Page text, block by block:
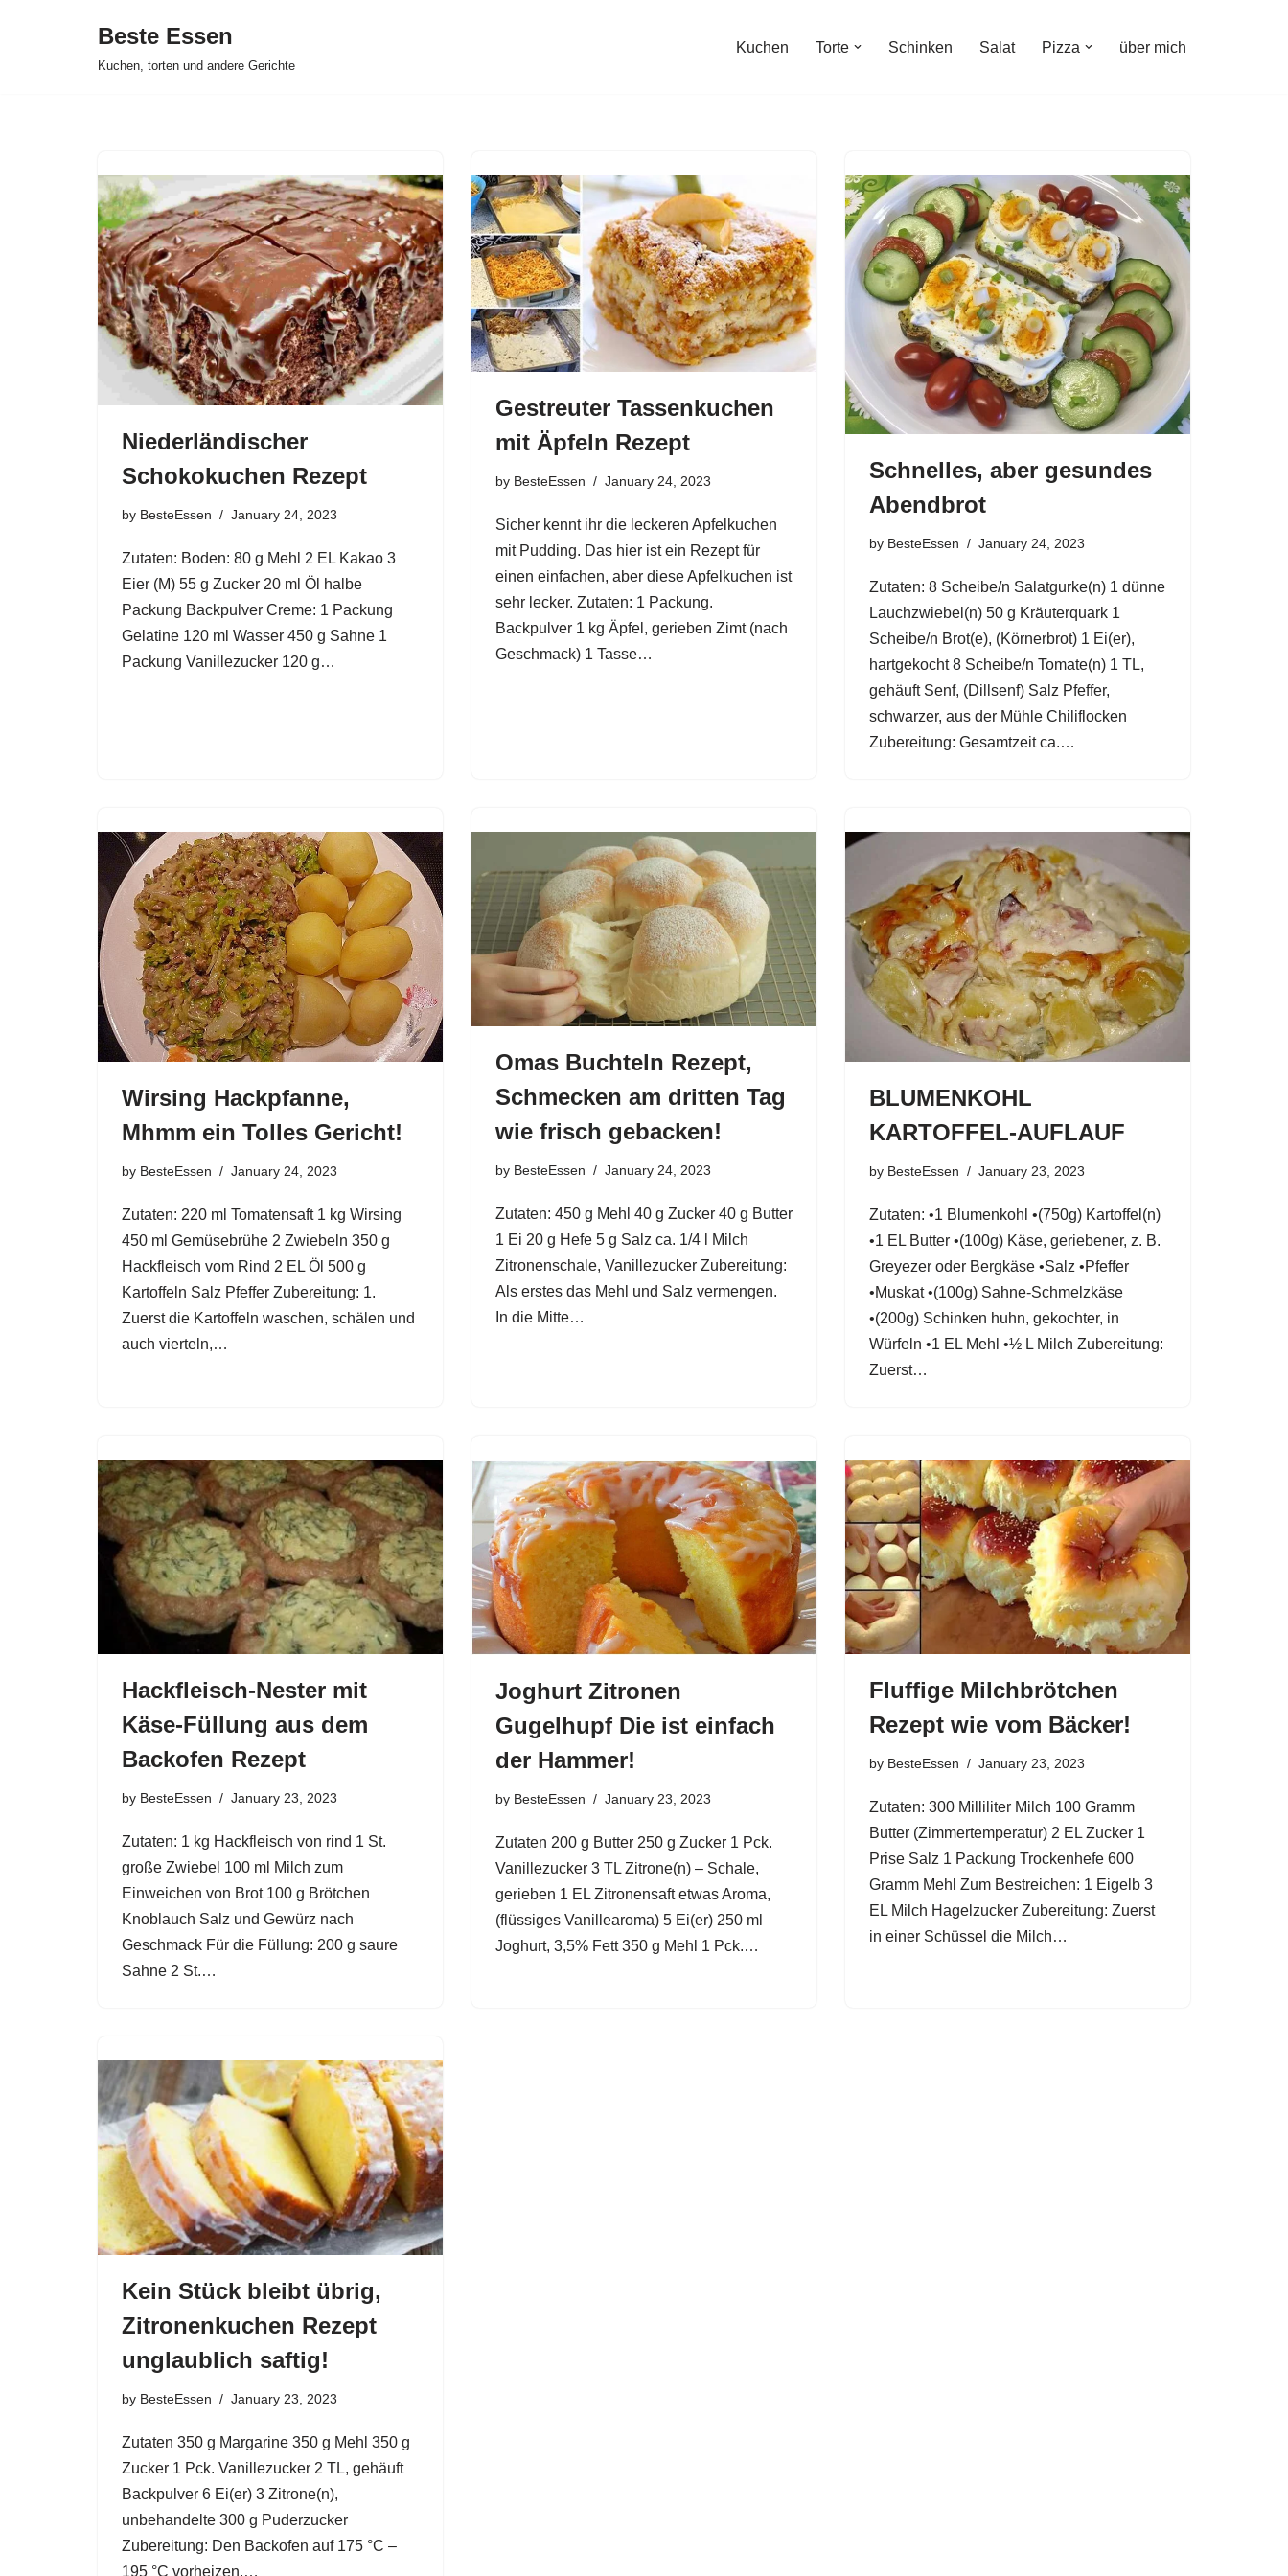
Beste Essen
Kuchen, torten und andere Gerichte
Kuchen Torte Schinken Salat Pizza über mich
Niederländischer
Schokokuchen Rezept
by BesteEssen January 24, 2023
Zutaten: Boden: 80 g Mehl 2 EL Kakao 3
Eier (M) 55 g Zucker 20 ml Öl halbe
Packung Backpulver Creme: 1 Packung
Gelatine 120 ml Wasser 450 g Sahne 1
Packung Vanillezucker 120 g…
Gestreuter Tassenkuchen
mit Äpfeln Rezept
by BesteEssen January 24, 2023
Sicher kennt ihr die leckeren Apfelkuchen
mit Pudding. Das hier ist ein Rezept für
einen einfachen, aber diese Apfelkuchen ist
sehr lecker. Zutaten: 1 Packung.
Backpulver 1 kg Äpfel, gerieben Zimt (nach
Geschmack) 1 Tasse…
Schnelles, aber gesundes
Abendbrot
by BesteEssen January 24, 2023
Zutaten: 8 Scheibe/n Salatgurke(n) 1 dünne
Lauchzwiebel(n) 50 g Kräuterquark 1
Scheibe/n Brot(e), (Körnerbrot) 1 Ei(er),
hartgekocht 8 Scheibe/n Tomate(n) 1 TL,
gehäuft Senf, (Dillsenf) Salz Pfeffer,
schwarzer, aus der Mühle Chiliflocken
Zubereitung: Gesamtzeit ca.…
Wirsing Hackpfanne,
Mhmm ein Tolles Gericht!
by BesteEssen January 24, 2023
Zutaten: 220 ml Tomatensaft 1 kg Wirsing
450 ml Gemüsebrühe 2 Zwiebeln 350 g
Hackfleisch vom Rind 2 EL Öl 500 g
Kartoffeln Salz Pfeffer Zubereitung: 1.
Zuerst die Kartoffeln waschen, schälen und
auch vierteln,…
Omas Buchteln Rezept,
Schmecken am dritten Tag
wie frisch gebacken!
by BesteEssen January 24, 2023
Zutaten: 450 g Mehl 40 g Zucker 40 g Butter
1 Ei 20 g Hefe 5 g Salz ca. 1/4 l Milch
Zitronenschale, Vanillezucker Zubereitung:
Als erstes das Mehl und Salz vermengen.
In die Mitte…
BLUMENKOHL
KARTOFFEL-AUFLAUF
by BesteEssen January 23, 2023
Zutaten: •1 Blumenkohl •(750g) Kartoffel(n)
•1 EL Butter •(100g) Käse, geriebener, z. B.
Greyezer oder Bergkäse •Salz •Pfeffer
•Muskat •(100g) Sahne-Schmelzkäse
•(200g) Schinken huhn, gekochter, in
Würfeln •1 EL Mehl •½ L Milch Zubereitung:
Zuerst…
Hackfleisch-Nester mit
Käse-Füllung aus dem
Backofen Rezept
by BesteEssen January 23, 2023
Zutaten: 1 kg Hackfleisch von rind 1 St.
große Zwiebel 100 ml Milch zum
Einweichen von Brot 100 g Brötchen
Knoblauch Salz und Gewürz nach
Geschmack Für die Füllung: 200 g saure
Sahne 2 St.…
Joghurt Zitronen
Gugelhupf Die ist einfach
der Hammer!
by BesteEssen January 23, 2023
Zutaten 200 g Butter 250 g Zucker 1 Pck.
Vanillezucker 3 TL Zitrone(n) – Schale,
gerieben 1 EL Zitronensaft etwas Aroma,
(flüssiges Vanillearoma) 5 Ei(er) 250 ml
Joghurt, 3,5% Fett 350 g Mehl 1 Pck.…
Fluffige Milchbrötchen
Rezept wie vom Bäcker!
by BesteEssen January 23, 2023
Zutaten: 300 Milliliter Milch 100 Gramm
Butter (Zimmertemperatur) 2 EL Zucker 1
Prise Salz 1 Packung Trockenhefe 600
Gramm Mehl Zum Bestreichen: 1 Eigelb 3
EL Milch Hagelzucker Zubereitung: Zuerst
in einer Schüssel die Milch…
Kein Stück bleibt übrig,
Zitronenkuchen Rezept
unglaublich saftig!
by BesteEssen January 23, 2023
Zutaten 350 g Margarine 350 g Mehl 350 g
Zucker 1 Pck. Vanillezucker 2 TL, gehäuft
Backpulver 6 Ei(er) 3 Zitrone(n),
unbehandelte 300 g Puderzucker
Zubereitung: Den Backofen auf 175 °C –
195 °C vorheizen.…